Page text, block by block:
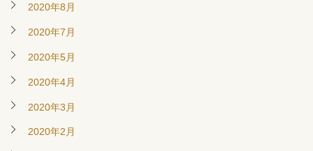
2020年8月
2020年7月
2020年5月
2020年4月
2020年3月
2020年2月